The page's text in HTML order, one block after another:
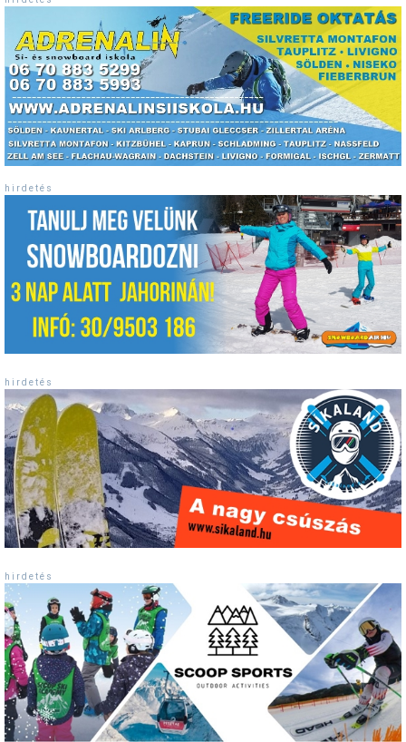
Túrasí
Utasbiztosítás
Utazási tippek
Védőfelszerelés
h i r d e t é s
h i r d e t é s
h i r d e t é s